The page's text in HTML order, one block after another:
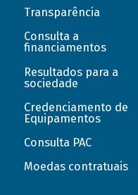
Transparência
Consulta a
financiamentos
Resultados para a
sociedade
Credenciamento de
Equipamentos
Consulta PAC
Moedas contratuais